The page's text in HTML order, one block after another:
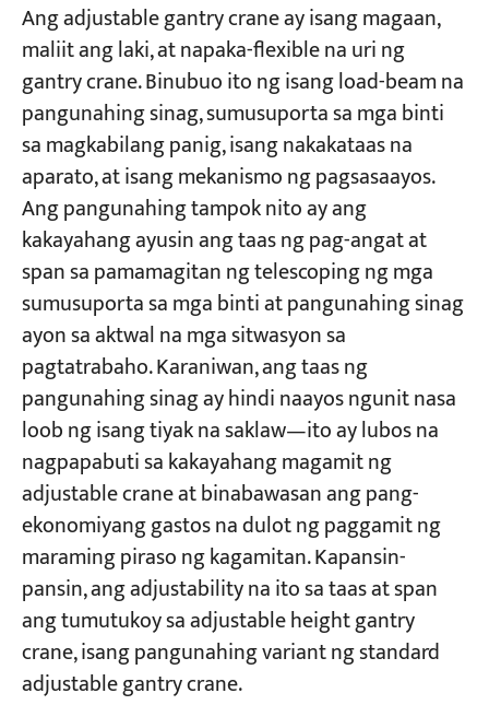
Mga Proyekto
Mga Blog
Mga Aplikasyon
Tungkol sa atin
Makipag-ugnayan sa amin
Ang adjustable gantry crane ay isang magaan,
maliit ang laki, at napaka-flexible na uri ng
gantry crane. Binubuo ito ng isang load-beam na
pangunahing sinag, sumusuporta sa mga binti
sa magkabilang panig, isang nakakataas na
aparato, at isang mekanismo ng pagsasaayos.
Ang pangunahing tampok nito ay ang
kakayahang ayusin ang taas ng pag-angat at
span sa pamamagitan ng telescoping ng mga
sumusuporta sa mga binti at pangunahing sinag
ayon sa aktwal na mga sitwasyon sa
pagtatrabaho. Karaniwan, ang taas ng
pangunahing sinag ay hindi naayos ngunit nasa
loob ng isang tiyak na saklaw—ito ay lubos na
nagpapabuti sa kakayahang magamit ng
adjustable crane at binabawasan ang pang-
ekonomiyang gastos na dulot ng paggamit ng
maraming piraso ng kagamitan. Kapansin-
pansin, ang adjustability na ito sa taas at span
ang tumutukoy sa adjustable height gantry
crane, isang pangunahing variant ng standard
adjustable gantry crane.